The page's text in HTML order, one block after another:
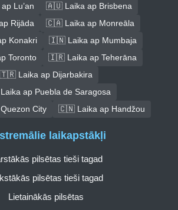
Lu’an
🇦🇺 Laika ap Brisbena
Rijāda
🇨🇦 Laika ap Monreāla
Konakri
🇮🇳 Laika ap Mumbaja
Toronto
🇮🇷 Laika ap Teherāna
🇹🇷 Laika ap Dijarbakira
ap Puebla de Saragosa
City
🇨🇳 Laika ap Handžou
laikapstākļi
pilsētas tieši tagad
pilsētas tieši tagad
Lietainākās pilsētas